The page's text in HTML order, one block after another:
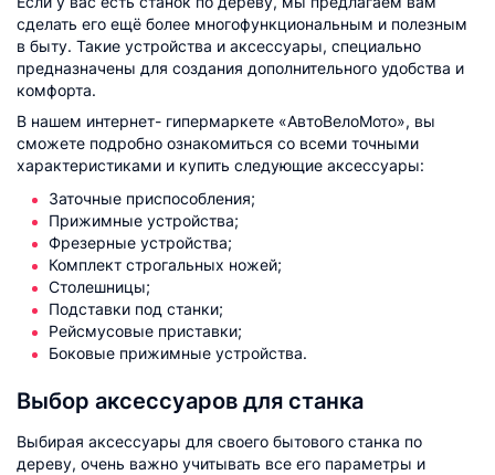
сделать его ещё более многофункциональным и полезным
в быту. Такие устройства и аксессуары, специально
предназначены для создания дополнительного удобства и
комфорта.
В нашем интернет- гипермаркете «АвтоВелоМото», вы
сможете подробно ознакомиться со всеми точными
характеристиками и купить следующие аксессуары:
Заточные приспособления;
Прижимные устройства;
Фрезерные устройства;
Комплект строгальных ножей;
Столешницы;
Подставки под станки;
Рейсмусовые приставки;
Боковые прижимные устройства.
Выбор аксессуаров для станка
Выбирая аксессуары для своего бытового станка по
дереву, очень важно учитывать все его параметры и